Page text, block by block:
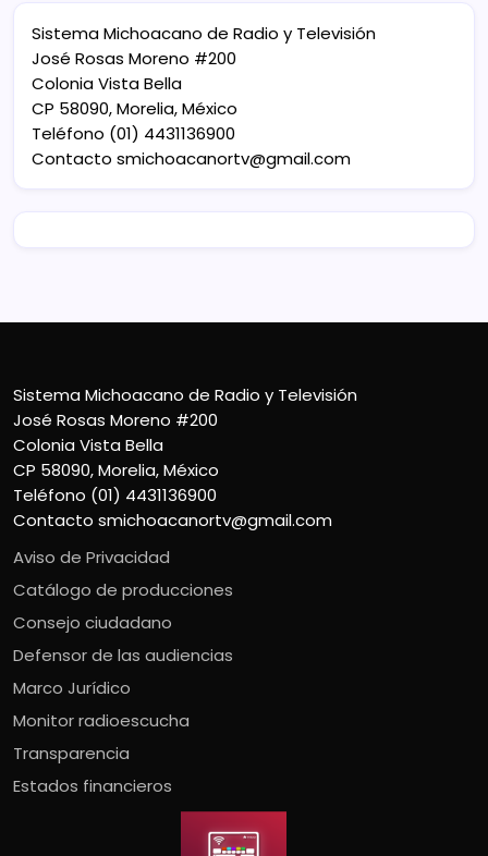
Sistema Michoacano de Radio y Televisión
José Rosas Moreno #200
Colonia Vista Bella
CP 58090, Morelia, México
Teléfono (01) 4431136900
Contacto smichoacanortv@gmail.com
Sistema Michoacano de Radio y Televisión
José Rosas Moreno #200
Colonia Vista Bella
CP 58090, Morelia, México
Teléfono (01) 4431136900
Contacto smichoacanortv@gmail.com
Aviso de Privacidad
Catálogo de producciones
Consejo ciudadano
Defensor de las audiencias
Marco Jurídico
Monitor radioescucha
Transparencia
Estados financieros